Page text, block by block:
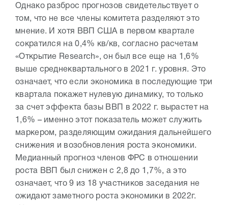
Однако разброс прогнозов свидетельствует о
том, что не все члены комитета разделяют это
мнение. И хотя ВВП США в первом квартале
сократился на 0,4% кв/кв, согласно расчетам
«Открытие Research», он был все еще на 1,6%
выше среднеквартального в 2021 г. уровня. Это
означает, что если экономика в последующие три
квартала покажет нулевую динамику, то только
за счет эффекта базы ВВП в 2022 г. вырастет на
1,6% – именно этот показатель может служить
маркером, разделяющим ожидания дальнейшего
снижения и возобновления роста экономики.
Медианный прогноз членов ФРС в отношении
роста ВВП был снижен с 2,8 до 1,7%, а это
означает, что 9 из 18 участников заседания не
ожидают заметного роста экономики в 2022г.